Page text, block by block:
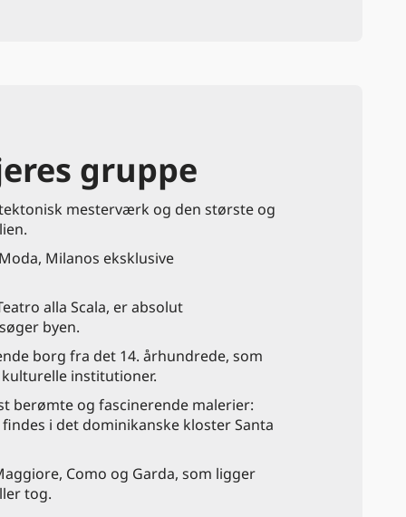
gruppe
mesterværk og den største og
Milanos eksklusive
alla Scala, er absolut
byen.
borg fra det 14. århundrede, som
institutioner.
berømte og fascinerende malerier:
i det dominikanske kloster Santa
Como og Garda, som ligger
tog.